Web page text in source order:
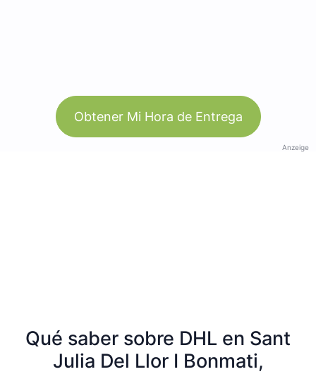
Obtener Mi Hora de Entrega
Anzeige
Qué saber sobre DHL en Sant
Julia Del Llor I Bonmati,